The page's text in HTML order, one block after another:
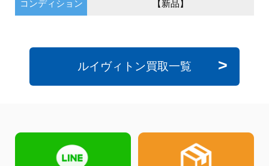
コンディション 【新品】
ルイヴィトン買取一覧